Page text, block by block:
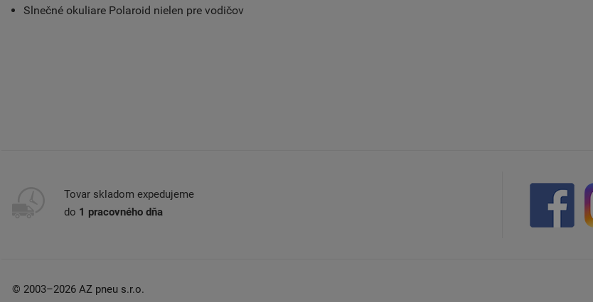
Slnečné okuliare Polaroid nielen pre vodičov
Tovar skladom expedujeme
do 1 pracovného dňa
© 2003–2026 AZ pneu s.r.o.